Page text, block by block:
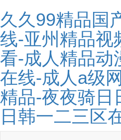
久久99精品国
线-亚州精品视
看-成人精品动
在线-成人a级
精品-夜夜骑日
日韩一二三区